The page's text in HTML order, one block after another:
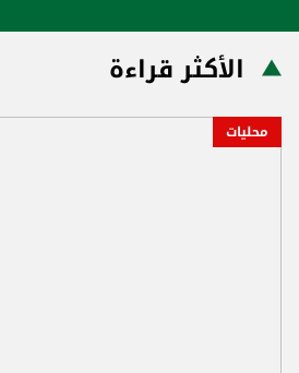
الأكثر قراءة
محليات